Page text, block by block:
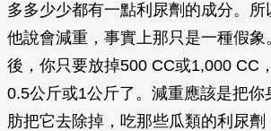
多多少少都有一點利尿劑的成分。
他說會減重，事實上那只是一種假象
後，你只要放掉500 CC或1,000 CC
0.5公斤或1公斤了。減重應該是把你
肪把它去除掉，吃那些瓜類的利尿